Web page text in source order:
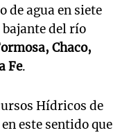
de agua en siete
del río
Chaco,
Fe.
Hídricos de
este sentido que